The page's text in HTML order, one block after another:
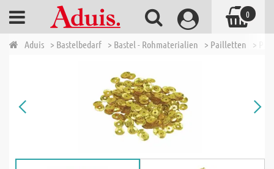
Aduis > Bastelbedarf > Bastel - Rohmaterialien > Pailletten >
0